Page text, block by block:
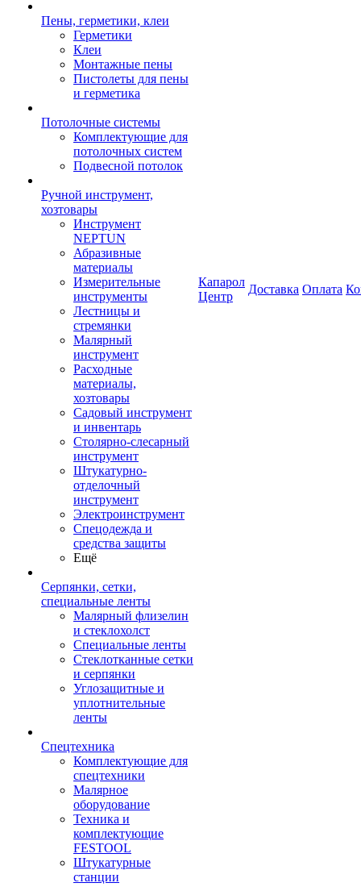
Пены, герметики, клеи
Герметики
Клеи
Монтажные пены
Пистолеты для пены
и герметика
Потолочные системы
Комплектующие для
потолочных систем
Подвесной потолок
Ручной инструмент,
хозтовары
Инструмент
NEPTUN
Абразивные
материалы
Измерительные
инструменты
Лестницы и
стремянки
Малярный
инструмент
Расходные
материалы,
хозтовары
Садовый инструмент
и инвентарь
Столярно-слесарный
инструмент
Штукатурно-
отделочный
инструмент
Электроинструмент
Спецодежда и
средства защиты
Ещё
Серпянки, сетки,
специальные ленты
Малярный флизелин
и стеклохолст
Специальные ленты
Стеклотканные сетки
и серпянки
Углозащитные и
уплотнительные
ленты
Спецтехника
Комплектующие для
спецтехники
Малярное
оборудование
Техника и
комплектующие
FESTOOL
Штукатурные
станции
Капарол
Центр
Доставка Оплата